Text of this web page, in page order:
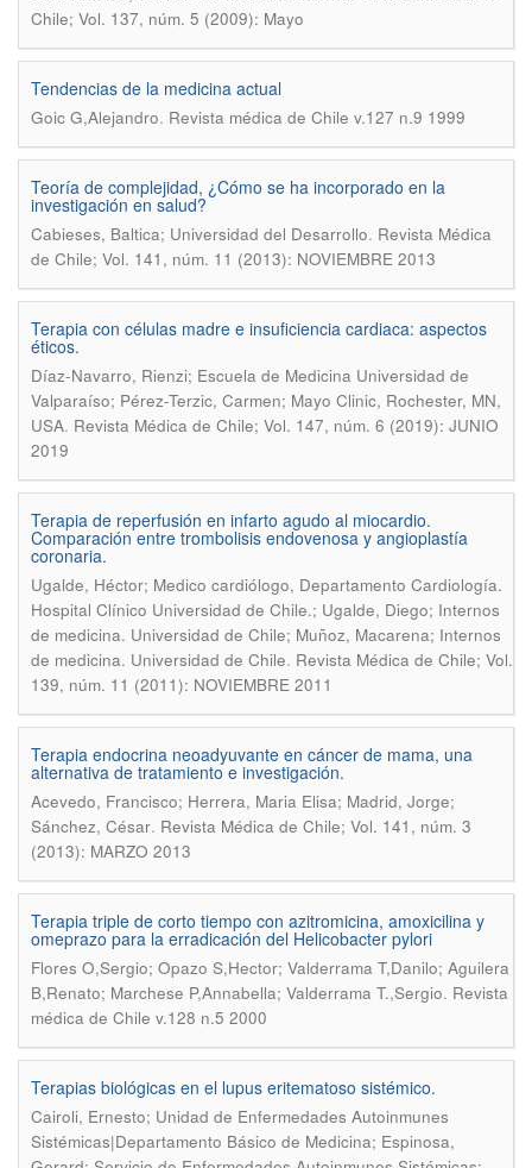
Chile; Vol. 137, núm. 5 (2009): Mayo
Tendencias de la medicina actual
Goic G,Alejandro. Revista médica de Chile v.127 n.9 1999
Teoría de complejidad, ¿Cómo se ha incorporado en la
investigación en salud?
Cabieses, Baltica; Universidad del Desarrollo. Revista Médica
de Chile; Vol. 141, núm. 11 (2013): NOVIEMBRE 2013
Terapia con células madre e insuficiencia cardiaca: aspectos
éticos.
Díaz-Navarro, Rienzi; Escuela de Medicina Universidad de
Valparaíso; Pérez-Terzic, Carmen; Mayo Clinic, Rochester, MN,
USA. Revista Médica de Chile; Vol. 147, núm. 6 (2019): JUNIO
2019
Terapia de reperfusión en infarto agudo al miocardio.
Comparación entre trombolisis endovenosa y angioplastía
coronaria.
Ugalde, Héctor; Medico cardiólogo, Departamento Cardiología.
Hospital Clínico Universidad de Chile.; Ugalde, Diego; Internos
de medicina. Universidad de Chile; Muñoz, Macarena; Internos
de medicina. Universidad de Chile. Revista Médica de Chile; Vol.
139, núm. 11 (2011): NOVIEMBRE 2011
Terapia endocrina neoadyuvante en cáncer de mama, una
alternativa de tratamiento e investigación.
Acevedo, Francisco; Herrera, Maria Elisa; Madrid, Jorge;
Sánchez, César. Revista Médica de Chile; Vol. 141, núm. 3
(2013): MARZO 2013
Terapia triple de corto tiempo con azitromicina, amoxicilina y
omeprazo para la erradicación del Helicobacter pylori
Flores O,Sergio; Opazo S,Hector; Valderrama T,Danilo; Aguilera
B,Renato; Marchese P,Annabella; Valderrama T.,Sergio. Revista
médica de Chile v.128 n.5 2000
Terapias biológicas en el lupus eritematoso sistémico.
Cairoli, Ernesto; Unidad de Enfermedades Autoinmunes
Sistémicas|Departamento Básico de Medicina; Espinosa,